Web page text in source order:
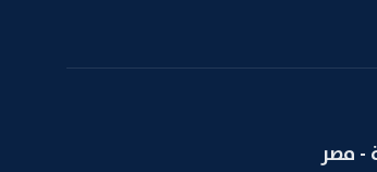
- مصر